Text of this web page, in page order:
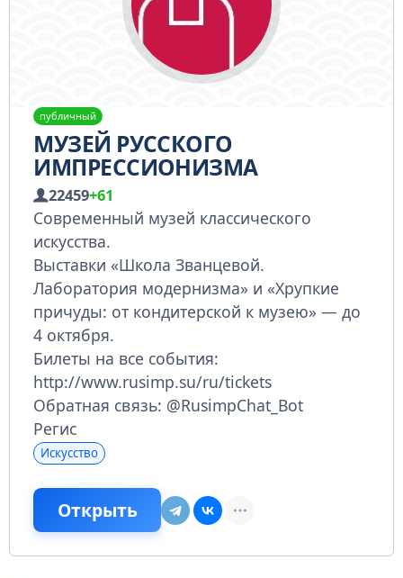
публичный
МУЗЕЙ РУССКОГО
ИМПРЕССИОНИЗМА
22459+61
Современный музей классического
искусства.
Выставки «Школа Званцевой.
Лаборатория модернизма» и «Хрупкие
причуды: от кондитерской к музею» — до
4 октября.
Билеты на все события:
http://www.rusimp.su/ru/tickets
Обратная связь: @RusimpChat_Bot
Регис
Искусство
Открыть